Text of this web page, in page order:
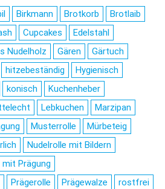
Birkmann Brotkorb
Brotlaib
Cupcakes
Edelstahl
Nudelholz Gären
Gärtuch
hitzebeständig
Hygienisch
konisch
Kuchenheber
Lebkuchen
Marzipan
Musterrolle
Mürbeteig
Nudelrolle mit Bildern
Prägung
Prägerolle Prägewalze
rostfrei